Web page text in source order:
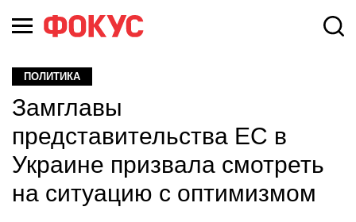
ПОЛИТИКА
Замглавы
представительства ЕС в
Украине призвала смотреть
на ситуацию с оптимизмом